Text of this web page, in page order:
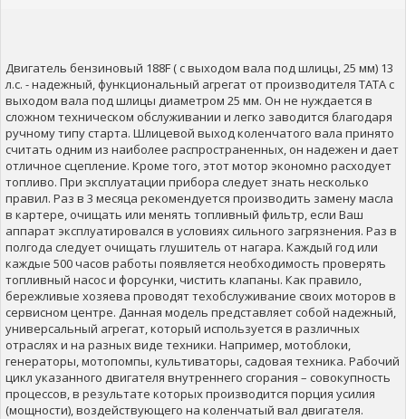
Двигатель бензиновый 188F ( с выходом вала под шлицы, 25 мм) 13
л.с. - надежный, функциональный агрегат от производителя ТАТА с
выходом вала под шлицы диаметром 25 мм. Он не нуждается в
сложном техническом обслуживании и легко заводится благодаря
ручному типу старта. Шлицевой выход коленчатого вала принято
считать одним из наиболее распространенных, он надежен и дает
отличное сцепление. Кроме того, этот мотор экономно расходует
топливо. При эксплуатации прибора следует знать несколько
правил. Раз в 3 месяца рекомендуется производить замену масла
в картере, очищать или менять топливный фильтр, если Ваш
аппарат эксплуатировался в условиях сильного загрязнения. Раз в
полгода следует очищать глушитель от нагара. Каждый год или
каждые 500 часов работы появляется необходимость проверять
топливный насос и форсунки, чистить клапаны. Как правило,
бережливые хозяева проводят техобслуживание своих моторов в
сервисном центре. Данная модель представляет собой надежный,
универсальный агрегат, который используется в различных
отраслях и на разных виде техники. Например, мотоблоки,
генераторы, мотопомпы, культиваторы, садовая техника. Рабочий
цикл указанного двигателя внутреннего сгорания – совокупность
процессов, в результате которых производится порция усилия
(мощности), воздействующего на коленчатый вал двигателя.